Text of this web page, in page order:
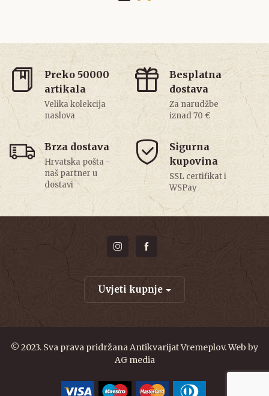
Preko 50000
artikala
Velika kolekcija
naslova
Besplatna
dostava
Za narudžbe
iznad 70 €
Brza dostava
Hrvatska pošta -
naš partner u
dostavi
Sigurna
kupovina
SSL certifikat i
WSPay
Uvjeti kupnje
© 2023. Sva prava pridržana Antikvarijat Vremeplov. Web by
AG media